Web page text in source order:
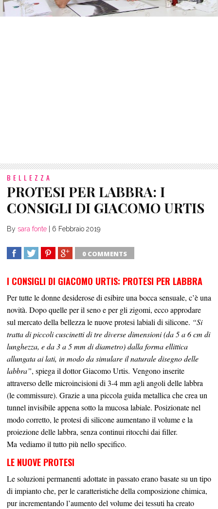
BELLEZZA
PROTESI PER LABBRA: I
CONSIGLI DI GIACOMO URTIS
By sara fonte 6 Febbraio 2019
0 COMMENTS
I CONSIGLI DI GIACOMO URTIS: PROTESI PER LABBRA
Per tutte le donne desiderose diesibire una bocca sensuale, c’è una
novità. Dopoquelleper il seno e per gli zigomi, ecco approdare
sul mercato della bellezza le nuove protesi labiali di silicone. “Si
tratta di piccoli cuscinetti di tre diverse dimensioni(da 5 a 6 cm di
lunghezza, e da 3 a 5 mm di diametro) dalla forma ellittica
allungata ai lati, in modo da simulare il naturale disegno delle
labbra”, spiega il dottor Giacomo Urtis. Vengono inserite
attraverso delle microincisioni di 3-4 mm agli angoli delle labbra
(lecommissure). Grazie a una piccola guida metallica che crea un
tunnel invisibile appena sotto la mucosa labiale. Posizionatenel
modo corretto, le protesi di silicone aumentano il volume e la
proiezione delle labbra, senza continui ritocchi dai filler.
Ma vediamo il tutto più nello specifico.
LE NUOVE PROTESI
Le soluzioni permanenti adottate in passato erano basate su un tipo
di impianto che, per le caratteristiche della composizione chimica,
pur incrementando l’aumento del volume dei tessuti ha creato